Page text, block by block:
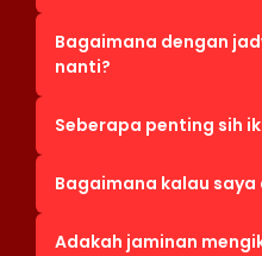
Bagaimana dengan
nanti?
Seberapa penting sih
Bagaimana kalau
Adakah jaminan